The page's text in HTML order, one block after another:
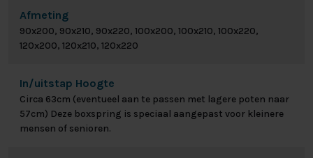
Afmeting
90x200, 90x210, 90x220, 100x200, 100x210, 100x220,
120x200, 120x210, 120x220
In/uitstap Hoogte
Circa 63cm (eventueel aan te passen met lagere poten naar
57cm) Deze boxspring is speciaal aangepast voor kleinere
mensen of senioren.